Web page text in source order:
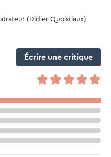
(Didier Quoistiaux)
Écrire une critique